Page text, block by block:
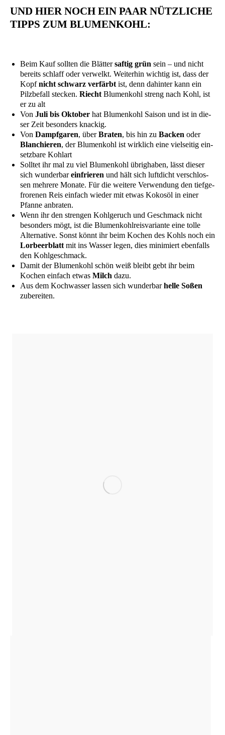
UND HIER NOCH EIN PAAR NÜTZLICHE
TIPPS ZUM BLUMENKOHL:
Beim Kauf soll­ten die Blät­tersaf­tig grün sein – und nicht
bereits schlaff oder ver­welkt. Wei­ter­hin wich­tig ist, dass der
Kopfnicht schwarz ver­färbt ist, denn dahin­ter kann ein
Pilz­be­fall ste­cken. Riecht Blu­men­kohl streng nach Kohl, ist
er zu alt
Von Juli bis Okto­ber hat Blu­men­kohl Sai­son und ist in die­
ser Zeit beson­ders knackig.
Von Dampf­ga­ren, überBra­ten, bis hin zu Backen oder
Blan­chie­ren, der Blu­men­kohl ist wirk­lich eine viel­sei­tig ein­
setz­ba­re Kohlart
Soll­tet ihr mal zu viel Blu­men­kohl übrig­ha­ben, lässt die­ser
sich wun­der­barein­frie­ren und hält sich luft­dicht ver­schlos­
sen meh­re­re Mona­te. Für die wei­te­re Ver­wen­dung den tief­ge­
fro­re­nen Reis ein­fach wie­der mit etwas Kokos­öl in einer
Pfan­ne anbraten.
Wenn ihr den stren­gen Kohl­ge­ruch und Geschmack nicht
beson­ders mögt, ist die Blu­men­kohlreis­va­ri­an­te eine tol­le
Alter­na­ti­ve. Sonst könnt ihr beim Kochen des Kohls noch ein
Lor­beer­blatt mit ins Was­ser legen, dies mini­miert eben­falls
den Kohlgeschmack.
Damit der Blu­men­kohl schön weiß bleibt gebt ihr beim
Kochen ein­fach etwas Milch dazu.
Aus dem Koch­was­ser las­sen sich wun­der­barhel­le Soßen
zubereiten.